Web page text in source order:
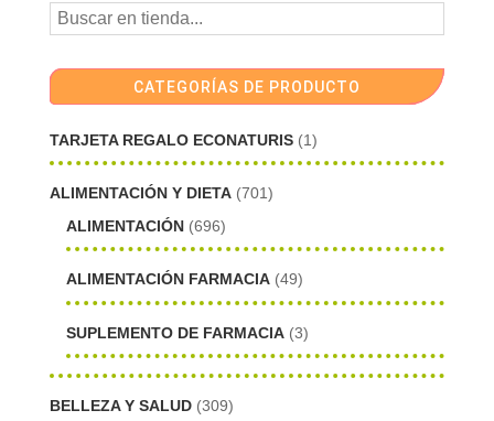
CATEGORÍAS DE PRODUCTO
TARJETA REGALO ECONATURIS (1)
ALIMENTACIÓN Y DIETA (701)
ALIMENTACIÓN (696)
ALIMENTACIÓN FARMACIA (49)
SUPLEMENTO DE FARMACIA (3)
BELLEZA Y SALUD (309)